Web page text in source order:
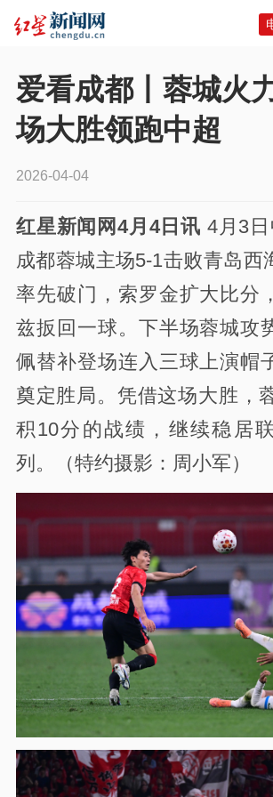
爱看成都丨蓉城火
场大胜领跑中超
2026-04-04
红星新闻网4月4日讯 4月3日
成都蓉城主场5-1击败青岛西
率先破门，索罗金扩大比分
兹扳回一球。下半场蓉城攻
佩替补登场连入三球上演帽
奠定胜局。凭借这场大胜，
积10分的战绩，继续稳居
列。（特约摄影：周小军）